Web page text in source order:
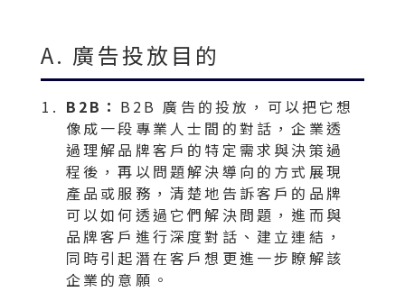
A. 廣告投放目的
B2B： B2B 廣告的投放，可以把它想
像成一段專業人士間的對話，企業透
過理解品牌客戶的特定需求與決策過
程後，再以問題解決導向的方式展現
產品或服務，清楚地告訴客戶的品牌
可以如何透過它們解決問題，進而與
品牌客戶進行深度對話、建立連結，
同時引起潛在客戶想更進一步瞭解該
企業的意願。